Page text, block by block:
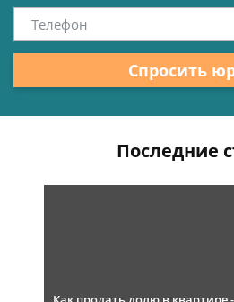
Спросить
Последние